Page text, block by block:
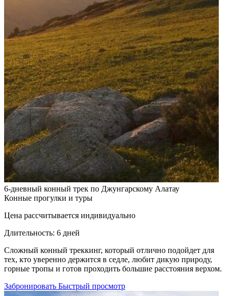
6-дневный конный трек по Джунгарскому Алатау
Конные прогулки и туры
Цена рассчитывается индивидуально
Длительность: 6 дней
Cложный конный треккинг, который отлично подойдет для
тех, кто уверенно держится в седле, любит дикую природу,
горные тропы и готов проходить большие расстояния верхом.
Забронировать Быстрый просмотр